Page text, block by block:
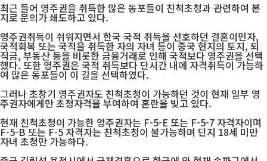
최근 들어 영주권을 취득한 많은 동포들이 친척초청과 관련하여 본
지로 문의가 쇄도하고 있다.
영주권취득이 쉬워지면서 한국 국적 취득을 선호하던 결혼이민자,
국적회복 또는 국적을 취득한 자의 자녀 등이 중국 현지의 토지, 퇴
직금, 부동산 등을 비롯한 금융거래로 인해 국적보다 영주권을 선택
했다. 또한 영주권은 국적 취득보다 단시간 내에 자격취득이 가능하
여 많은 동포들이 이 길을 선택하였다.
그러나 초창기 영주권자도 친척초청이 가능하던 것이 현재 일부 영
주권자에게만 초청자격을 부여하여 혼란을 빚고 있다.
현재 친척초청이 가능한 영주권자는 F-5-E 또는 F-5-7 자격자이며
F-5-B 또는 F-5 자격자는 친척초청이 불가능하며 단지 18세 미만
자녀 초청만 가능하다.